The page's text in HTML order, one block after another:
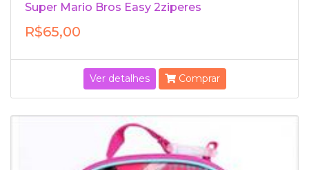
Super Mario Bros Easy 2ziperes
R$65,00
Ver detalhes Comprar